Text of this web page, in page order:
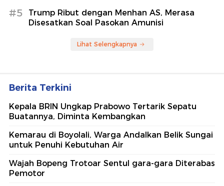
#5
Trump Ribut dengan Menhan AS, Merasa
Disesatkan Soal Pasokan Amunisi
Lihat Selengkapnya
Berita Terkini
Kepala BRIN Ungkap Prabowo Tertarik Sepatu
Buatannya, Diminta Kembangkan
Kemarau di Boyolali, Warga Andalkan Belik Sungai
untuk Penuhi Kebutuhan Air
Wajah Bopeng Trotoar Sentul gara-gara Diterabas
Pemotor